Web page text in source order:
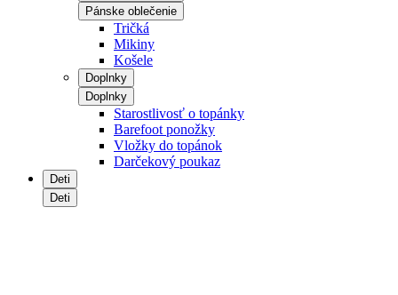
Pánske oblečenie
Tričká
Mikiny
Košele
Doplnky
Doplnky
Starostlivosť o topánky
Barefoot ponožky
Vložky do topánok
Darčekový poukaz
Deti
Deti